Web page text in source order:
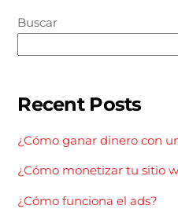
Buscar
Recent Posts
¿Cómo ganar dinero con
¿Cómo monetizar tu sitio
¿Cómo funciona el ads?